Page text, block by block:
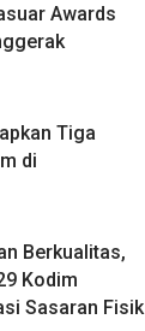
Awards
Tiga
di
Berkualitas,
Kodim
Sasaran Fisik